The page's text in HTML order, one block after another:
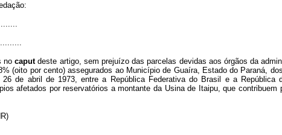
nocaputdeste artigo, sem prejuízo das parcelas devidas aos órgãos da
(oito por cento) assegurados ao Município de Guaíra, Estado do Paraná,
de abril de 1973, entre a República Federativa do Brasil e a República
afetados por reservatórios a montante da Usina de Itaipu, que contribuem